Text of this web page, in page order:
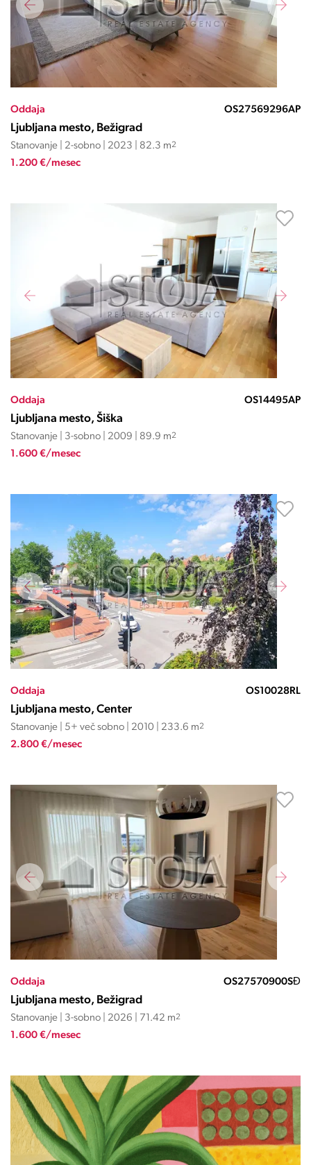
Oddaja OS27569296AP
Ljubljana mesto, Bežigrad
Stanovanje | 2-sobno | 2023 | 82.3 m2
1.200 €/mesec
Oddaja OS14495AP
Ljubljana mesto, Šiška
Stanovanje | 3-sobno | 2009 | 89.9 m2
1.600 €/mesec
Oddaja OS10028RL
Ljubljana mesto, Center
Stanovanje | 5+ več sobno | 2010 | 233.6 m2
2.800 €/mesec
Oddaja OS27570900SĐ
Ljubljana mesto, Bežigrad
Stanovanje | 3-sobno | 2026 | 71.42 m2
1.600 €/mesec